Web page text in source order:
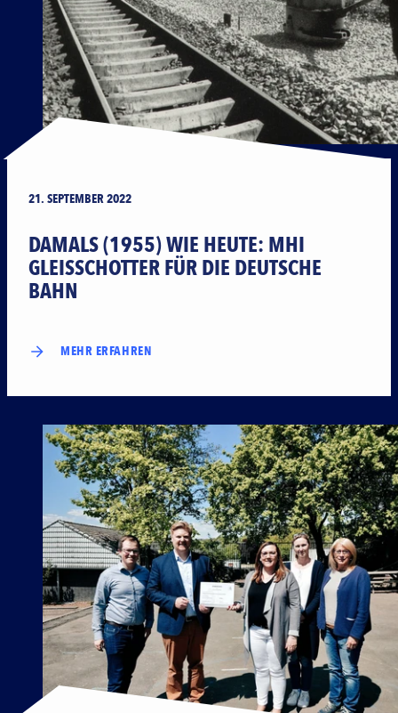
21. SEPTEMBER 2022
DAMALS (1955) WIE HEUTE: MHI
GLEISSCHOTTER FÜR DIE DEUTSCHE
BAHN
MEHR ERFAHREN